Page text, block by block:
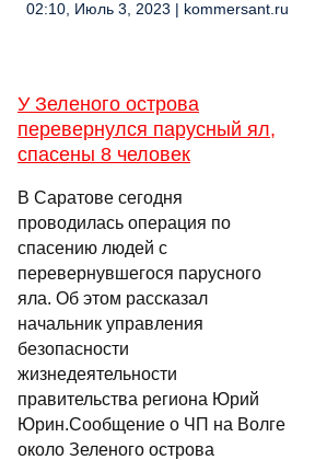
02:10, Июль 3, 2023 | kommersant.ru
У Зеленого острова
перевернулся парусный ял,
спасены 8 человек
В Саратове сегодня
проводилась операция по
спасению людей с
перевернувшегося парусного
яла. Об этом рассказал
начальник управления
безопасности
жизнедеятельности
правительства региона Юрий
Юрин.Сообщение о ЧП на Волге
около Зеленого острова